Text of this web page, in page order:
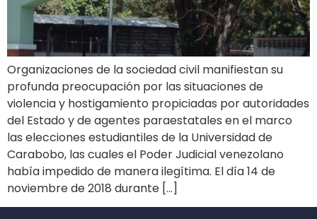
Organizaciones de la sociedad civil manifiestan su
profunda preocupación por las situaciones de
violencia y hostigamiento propiciadas por autoridades
del Estado y de agentes paraestatales en el marco
las elecciones estudiantiles de la Universidad de
Carabobo, las cuales el Poder Judicial venezolano
había impedido de manera ilegítima. El día 14 de
noviembre de 2018 durante […]